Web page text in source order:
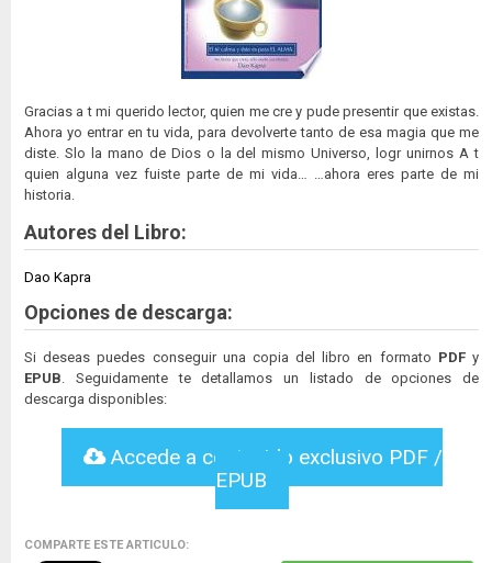
Gracias a t mi querido lector, quien me cre y pude presentir que existas.
Ahora yo entrar en tu vida, para devolverte tanto de esa magia que me
diste. Slo la mano de Dios o la del mismo Universo, logr unirnos A t
quien alguna vez fuiste parte de mi vida… …ahora eres parte de mi
historia.
Autores del Libro:
Dao Kapra
Opciones de descarga:
Si deseas puedes conseguir una copia del libro en formato PDFy
EPUB . Seguidamente te detallamos un listado de opciones de
descarga disponibles:
Accede a contenido exclusivo PDF /
EPUB
COMPARTE ESTE ARTICULO: